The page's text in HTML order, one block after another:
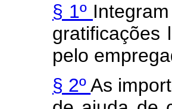
§ 1º
gratificações
pelo
§ 2ºAs